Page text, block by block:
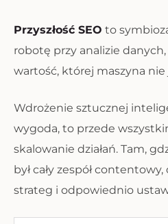
Przyszłość SEO to
robotę przy analizie danych,
wartość, której maszyna
Wdrożenie sztucznej
wygoda, to przede
skalowanie działań. Tam,
był cały zespół
strateg i odpowiednio